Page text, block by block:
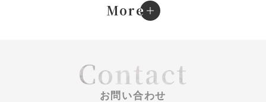
More
e
Contact
お問い合わせ